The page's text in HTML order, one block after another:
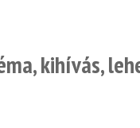
kihívás,